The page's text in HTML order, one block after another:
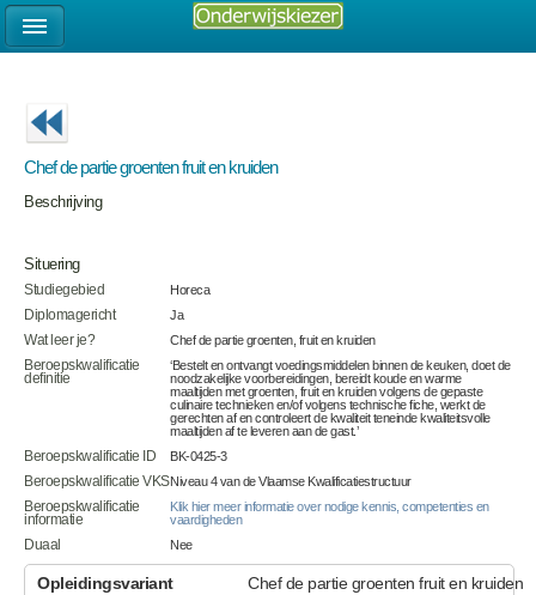
Chef de partie groenten fruit en kruiden
Beschrijving
Situering
Studiegebied
Horeca
Diplomagericht
Ja
Wat leer je?
Chef de partie groenten, fruit en kruiden
Beroepskwalificatie
definitie
‘Bestelt en ontvangt voedingsmiddelen binnen de keuken, doet de
noodzakelijke voorbereidingen, bereidt koude en warme
maaltijden met groenten, fruit en kruiden volgens de gepaste
culinaire technieken en/of volgens technische fiche, werkt de
gerechten af en controleert de kwaliteit teneinde kwaliteitsvolle
maaltijden af te leveren aan de gast.’
Beroepskwalificatie ID
BK-0425-3
Beroepskwalificatie VKSNiveau 4 van de Vlaamse Kwalificatiestructuur
Beroepskwalificatie
informatie
Klik hier meer informatie over nodige kennis, competenties en
vaardigheden
Duaal
Nee
Chef de partie groenten fruit en kruiden